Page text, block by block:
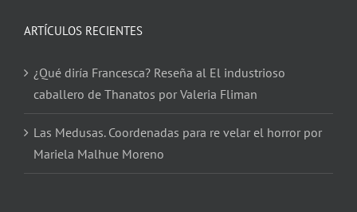
ARTÍCULOS RECIENTES
¿Qué diría Francesca? Reseña al El industrioso
caballero de Thanatos por Valeria Fliman
Las Medusas. Coordenadas para re velar el horror por
Mariela Malhue Moreno